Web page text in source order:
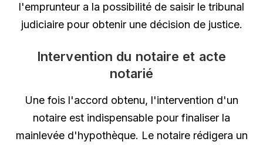
l'emprunteur a la possibilité de saisir le tribunal
judiciaire pour obtenir une décision de justice.
Intervention du notaire et acte
notarié
Une fois l'accord obtenu, l'intervention d'un
notaire est indispensable pour finaliser la
mainlevée d'hypothèque. Le notaire rédigera un